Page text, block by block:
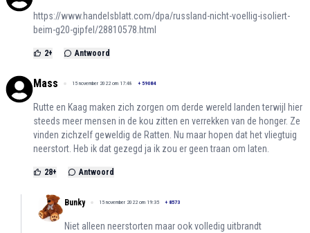
https://www.handelsblatt.com/dpa/russland-nicht-voellig-isoliert-
beim-g20-gipfel/28810578.html
2+ Antwoord
Mass 15 november 2022 om 17:48 + 59084
Rutte en Kaag maken zich zorgen om derde wereld landen terwijl hier
steeds meer mensen in de kou zitten en verrekken van de honger. Ze
vinden zichzelf geweldig de Ratten. Nu maar hopen dat het vliegtuig
neerstort. Heb ik dat gezegd ja ik zou er geen traan om laten.
28+ Antwoord
Bunky 15 november 2022 om 19:35 + 8573
Niet alleen neerstorten maar ook volledig uitbrandt